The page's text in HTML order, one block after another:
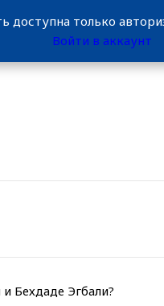
Бехдаде Эгбали?
доступна только
Войти в аккаунт